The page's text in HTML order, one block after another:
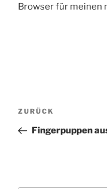
Browser für meinen
Vorheriger
Beitrag
ZURÜCK
Fingerpuppen